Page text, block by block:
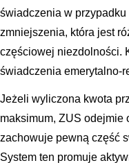
świadczenia w
zmniejszenia, która jest
częściowej niezdolności.
świadczenia emerytalno-
Jeżeli wyliczona kwota
maksimum, ZUS odejmie
zachowuje pewną część
System ten promuje